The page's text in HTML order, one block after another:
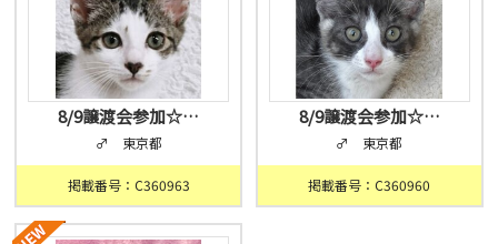
8/9譲渡会参加☆…
♂ 東京都
掲載番号：C360963
8/9譲渡会参加☆…
♂ 東京都
掲載番号：C360960